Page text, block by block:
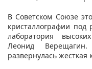
В Советском Союзе
кристаллографии под
лаборатория
Леонид
развернулась